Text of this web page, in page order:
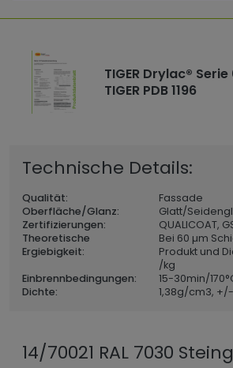
TIGER Drylac® Serie
TIGER PDB 1196
Technische Details:
Qualität:
Fassade
Oberfläche/Glanz:
Glatt/
Zertifizierungen:
QUALICOAT,
Theoretische
Ergiebigkeit:
Bei 60 µm
Produkt und
/kg
Einbrennbedingungen:
15-30min/
Dichte:
1,38g/cm3,
14/70021 RAL 7030